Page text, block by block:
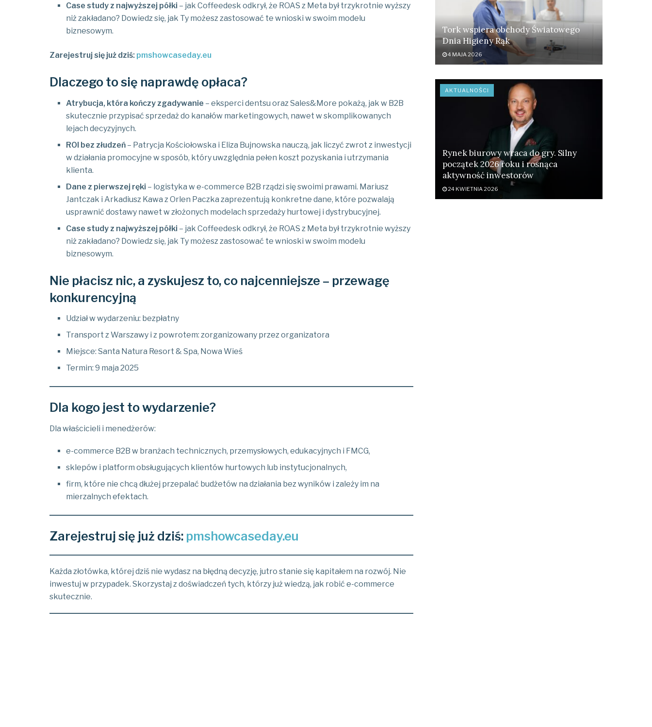
Case study z najwyższej półki – jak Coffeedesk odkrył, że ROAS z Meta był trzykrotnie wyższy
niż zakładano? Dowiedz się, jak Ty możesz zastosować te wnioski w swoim modelu
biznesowym.
Zarejestruj się już dziś: pmshowcaseday.eu
Dlaczego to się naprawdę opłaca?
Atrybucja, która kończy zgadywanie – eksperci dentsu oraz Sales&More pokażą, jak w B2B
skutecznie przypisać sprzedaż do kanałów marketingowych, nawet w skomplikowanych
lejach decyzyjnych.
ROI bez złudzeń – Patrycja Kościołowska i Eliza Bujnowska nauczą, jak liczyć zwrot z inwestycji
w działania promocyjne w sposób, który uwzględnia pełen koszt pozyskania i utrzymania
klienta.
Dane z pierwszej ręki – logistyka w e-commerce B2B rządzi się swoimi prawami. Mariusz
Jantczak i Arkadiusz Kawa z Orlen Paczka zaprezentują konkretne dane, które pozwalają
usprawnić dostawy nawet w złożonych modelach sprzedaży hurtowej i dystrybucyjnej.
Case study z najwyższej półki – jak Coffeedesk odkrył, że ROAS z Meta był trzykrotnie wyższy
niż zakładano? Dowiedz się, jak Ty możesz zastosować te wnioski w swoim modelu
biznesowym.
Nie płacisz nic, a zyskujesz to, co najcenniejsze – przewagę
konkurencyjną
Udział w wydarzeniu: bezpłatny
Transport z Warszawy i z powrotem: zorganizowany przez organizatora
Miejsce: Santa Natura Resort & Spa, Nowa Wieś
Termin: 9 maja 2025
Dla kogo jest to wydarzenie?
Dla właścicieli i menedżerów:
e-commerce B2B w branżach technicznych, przemysłowych, edukacyjnych i FMCG,
sklepów i platform obsługujących klientów hurtowych lub instytucjonalnych,
firm, które nie chcą dłużej przepalać budżetów na działania bez wyników i zależy im na
mierzalnych efektach.
Zarejestruj się już dziś: pmshowcaseday.eu
Każda złotówka, której dziś nie wydasz na błędną decyzję, jutro stanie się kapitałem na rozwój. Nie
inwestuj w przypadek. Skorzystaj z doświadczeń tych, którzy już wiedzą, jak robić e-commerce
skutecznie.
Tork wspiera obchody Światowego
Dnia Higieny Rąk
4 MAJA 2026
AKTUALNOŚCI
Rynek biurowy wraca do gry. Silny
początek 2026 roku i rosnąca
aktywność inwestorów
24 KWIETNIA 2026